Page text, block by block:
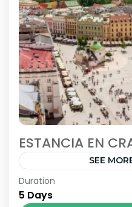
ESTANCIA EN
SEE
Salida el 02 de Abril
dias y 4 noches en el
Duration
5 Days